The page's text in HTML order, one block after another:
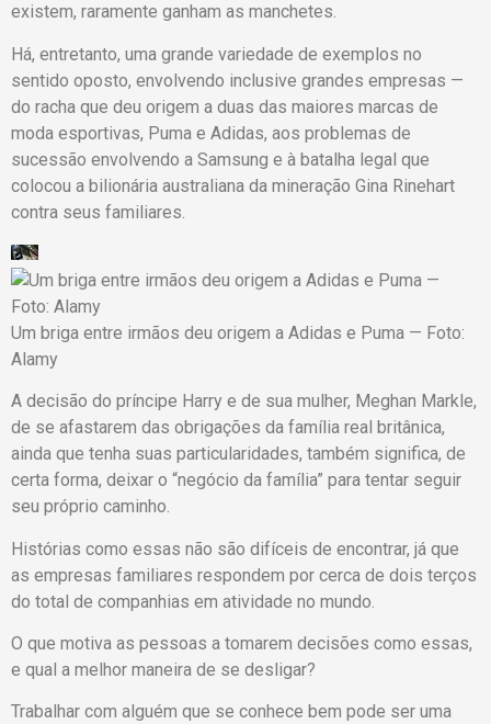
existem, raramente ganham as manchetes.
Há, entretanto, uma grande variedade de exemplos no
sentido oposto, envolvendo inclusive grandes empresas —
do racha que deu origem a duas das maiores marcas de
moda esportivas, Puma e Adidas, aos problemas de
sucessão envolvendo a Samsung e à batalha legal que
colocou a bilionária australiana da mineração Gina Rinehart
contra seus familiares.
Um briga entre irmãos deu origem a Adidas e Puma — Foto:
Alamy
A decisão do príncipe Harry e de sua mulher, Meghan Markle,
de se afastarem das obrigações da família real britânica,
ainda que tenha suas particularidades, também significa, de
certa forma, deixar o “negócio da família” para tentar seguir
seu próprio caminho.
Histórias como essas não são difíceis de encontrar, já que
as empresas familiares respondem por cerca de dois terços
do total de companhias em atividade no mundo.
O que motiva as pessoas a tomarem decisões como essas,
e qual a melhor maneira de se desligar?
Trabalhar com alguém que se conhece bem pode ser uma